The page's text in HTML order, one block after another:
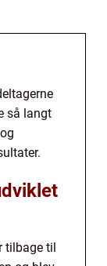
så langt
tilbage til